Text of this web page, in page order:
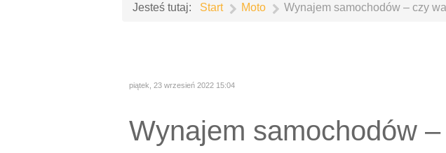
Jesteś tutaj: Start Moto Wynajem samochodów – czy
piątek, 23 wrzesień 2022 15:04
Wynajem samochodów